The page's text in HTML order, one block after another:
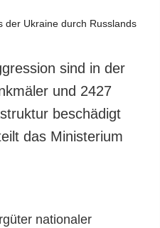
sind in der
und 2427
beschädigt
das Ministerium
nationaler